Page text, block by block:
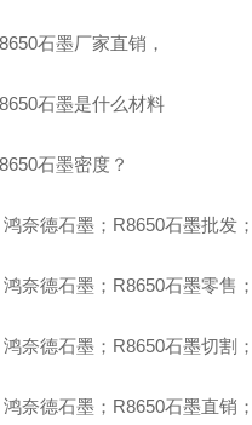
石墨厂家直销，
石墨是什么材料
石墨密度？
奈德石墨；R8650石墨批发；
奈德石墨；R8650石墨零售；
奈德石墨；R8650石墨切割；
奈德石墨；R8650石墨直销；